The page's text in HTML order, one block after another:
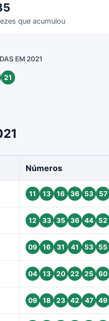
que acumulou
EM 2021
21
Números
11 13 16 36 53 57
12 33 35 36 44 52
09 16 31 41 53 55
04 13 20 22 25 60
09 18 23 42 47 49